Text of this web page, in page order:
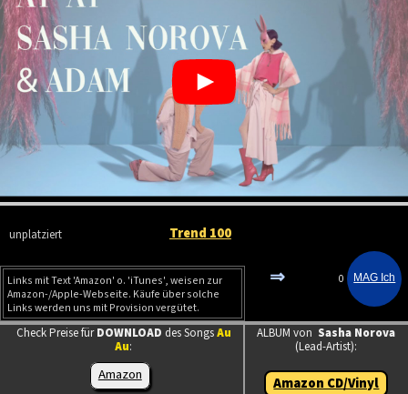
unplatziert Trend 100
Links mit Text 'Amazon' o. 'iTunes', weisen zur
Amazon-/Apple-Webseite. Käufe über solche
Links werden uns mit Provision vergütet.
⇒ 0
Check Preise fürDOWNLOAD des SongsAu
Au:
Amazon
ALBUM von Sasha Norova
(Lead-Artist):
Amazon CD/Vinyl